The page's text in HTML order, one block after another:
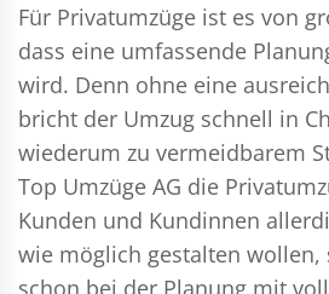
Für Privatumzüge ist es von
dass eine umfassende
wird. Denn ohne eine
bricht der Umzug schnell in
wiederum zu vermeidbarem
Top Umzüge AG die
Kunden und Kundinnen
wie möglich gestalten wollen,
schon bei der Planung mit